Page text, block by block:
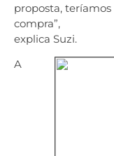
proposta, teríamos
compra”,
explica Suzi.
A